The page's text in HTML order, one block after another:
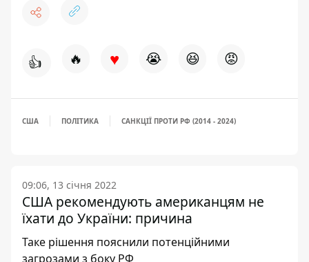
👍 🔥 ♥ 😭 😆 😡
США ПОЛІТИКА САНКЦІЇ ПРОТИ РФ (2014 - 2024)
09:06, 13 січня 2022
США рекомендують американцям не
їхати до України: причина
Таке рішення пояснили потенційними
загрозами з боку РФ